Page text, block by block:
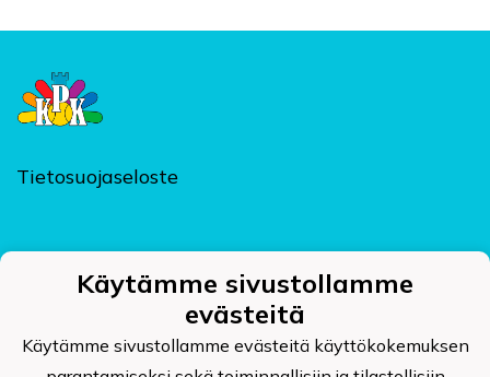
Tietosuojaseloste
Kajaanin Pallokerho ry
Kehräämöntie 7, PL 124, 87400 KAJAANI
kpk@kajaaninpallokerho.fi
Käytämme sivustollamme
evästeitä
Käytämme sivustollamme evästeitä käyttökokemuksen